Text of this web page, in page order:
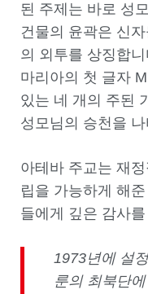
된 주제는 바로 성
건물의 윤곽은 신
의 외투를 상징합
마리아의 첫 글자
있는 네 개의 주된
성모님의 승천을 나
아테바 주교는 재
립을 가능하게 해
들에게 깊은 감사
1973년에 설
룬의 최북단